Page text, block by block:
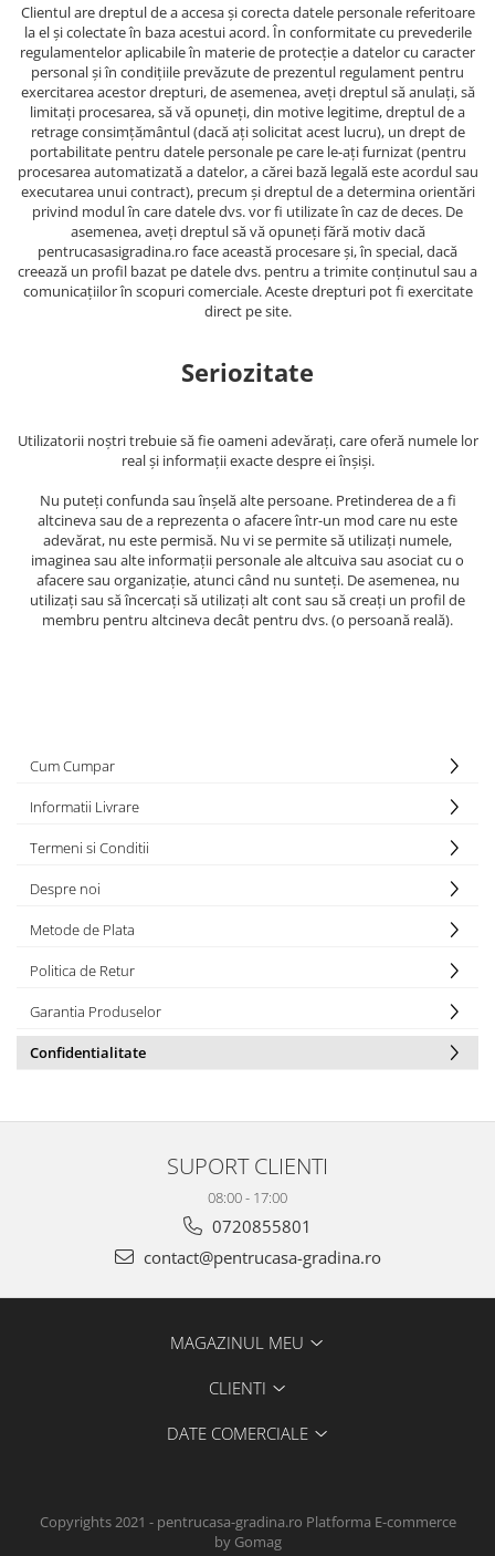
Clientul are dreptul de a accesa și corecta datele personale referitoare
la el și colectate în baza acestui acord. În conformitate cu prevederile
regulamentelor aplicabile în materie de protecție a datelor cu caracter
personal și în condițiile prevăzute de prezentul regulament pentru
exercitarea acestor drepturi, de asemenea, aveți dreptul să anulați, să
limitați procesarea, să vă opuneți, din motive legitime, dreptul de a
retrage consimțământul (dacă ați solicitat acest lucru), un drept de
portabilitate pentru datele personale pe care le-ați furnizat (pentru
procesarea automatizată a datelor, a cărei bază legală este acordul sau
executarea unui contract), precum și dreptul de a determina orientări
privind modul în care datele dvs. vor fi utilizate în caz de deces. De
asemenea, aveți dreptul să vă opuneți fără motiv dacă
pentrucasasigradina.ro face această procesare și, în special, dacă
creează un profil bazat pe datele dvs. pentru a trimite conținutul sau a
comunicațiilor în scopuri comerciale. Aceste drepturi pot fi exercitate
direct pe site.
Seriozitate
Utilizatorii noștri trebuie să fie oameni adevărați, care oferă numele lor
real și informații exacte despre ei înșiși.
Nu puteți confunda sau înșelă alte persoane. Pretinderea de a fi
altcineva sau de a reprezenta o afacere într-un mod care nu este
adevărat, nu este permisă. Nu vi se permite să utilizați numele,
imaginea sau alte informații personale ale altcuiva sau asociat cu o
afacere sau organizație, atunci când nu sunteți. De asemenea, nu
utilizați sau să încercați să utilizați alt cont sau să creați un profil de
membru pentru altcineva decât pentru dvs. (o persoană reală).
Cum Cumpar
Informatii Livrare
Termeni si Conditii
Despre noi
Metode de Plata
Politica de Retur
Garantia Produselor
Confidentialitate
SUPORT CLIENTI
08:00 - 17:00
0720855801
contact@pentrucasa-gradina.ro
MAGAZINUL MEU
CLIENTI
DATE COMERCIALE
Copyrights 2021 - pentrucasa-gradina.ro Platforma E-commerce
by Gomag